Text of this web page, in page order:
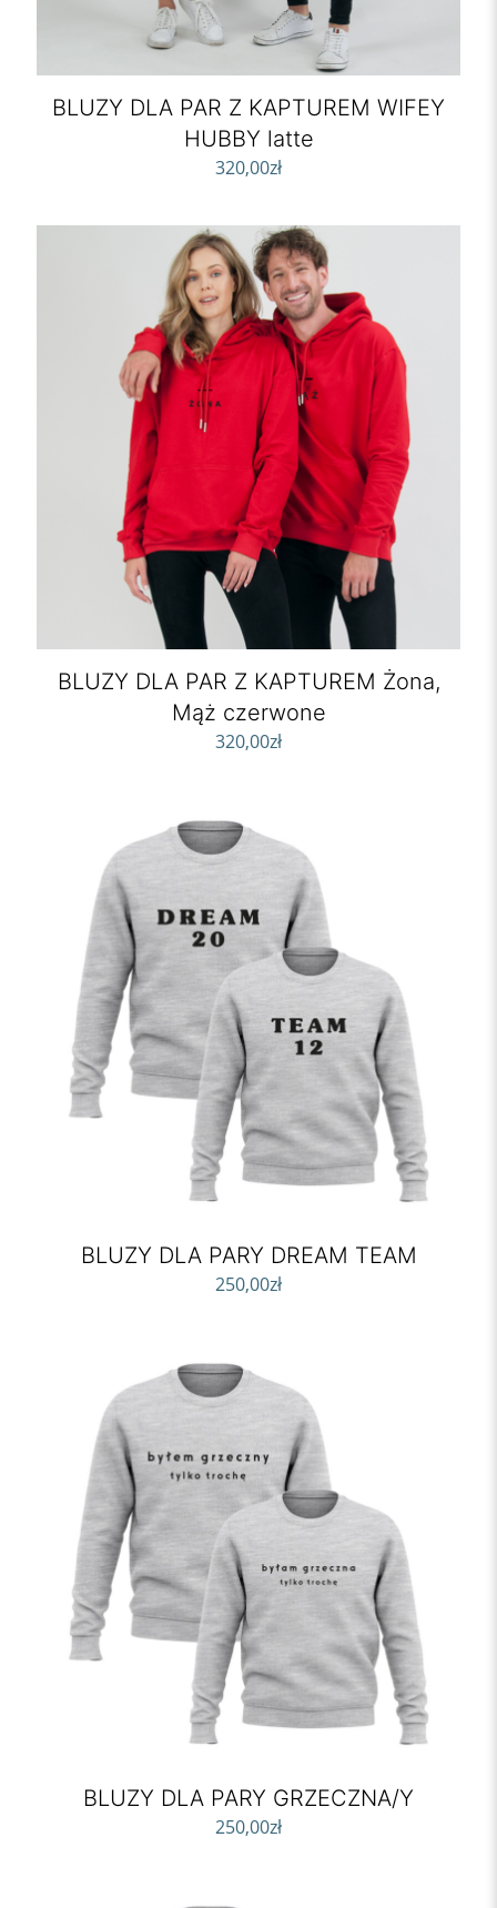
BLUZY DLA PAR Z KAPTUREM WIFEY
HUBBY latte
320,00zł
BLUZY DLA PAR Z KAPTUREM Żona,
Mąż czerwone
320,00zł
BLUZY DLA PARY DREAM TEAM
250,00zł
BLUZY DLA PARY GRZECZNA/Y
250,00zł